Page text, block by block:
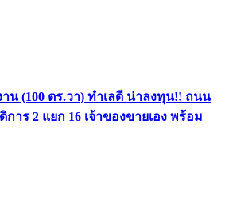
น (100 ตร.วา) ทำเลดี น่าลงทุน!! ถนน
าร 2 แยก 16 เจ้าของขายเอง พร้อม